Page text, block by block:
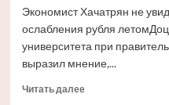
Экономист Хачатрян не
ослабления рубля
университета при
выразил мнение,...
Читать далееПрочитать